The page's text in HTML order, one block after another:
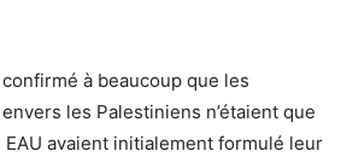
à beaucoup que les
les Palestiniens n’étaient que
avaient initialement formulé leur